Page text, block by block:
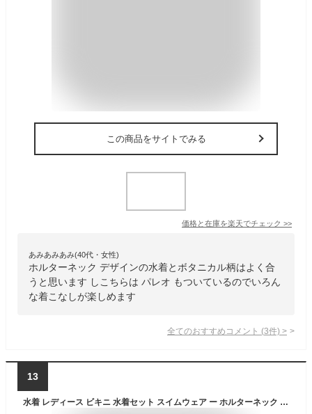
この商品をサイトでみる
価格と在庫を楽天でチェック >>
あみあみあみ(40代・女性)
ホルターネック デザインの水着とボタニカル柄はよく合
うと思います しこちらは パレオ もついているのでいろん
な着こなしが楽しめます
全てのおすすめコメント (3件) >
13
水着 レディース ビキニ 水着セット スイムウェア ー ホルターネック セパレート 胸パッド ワイヤー入り 盛れる 温泉着 ビーチ クロス 夏着